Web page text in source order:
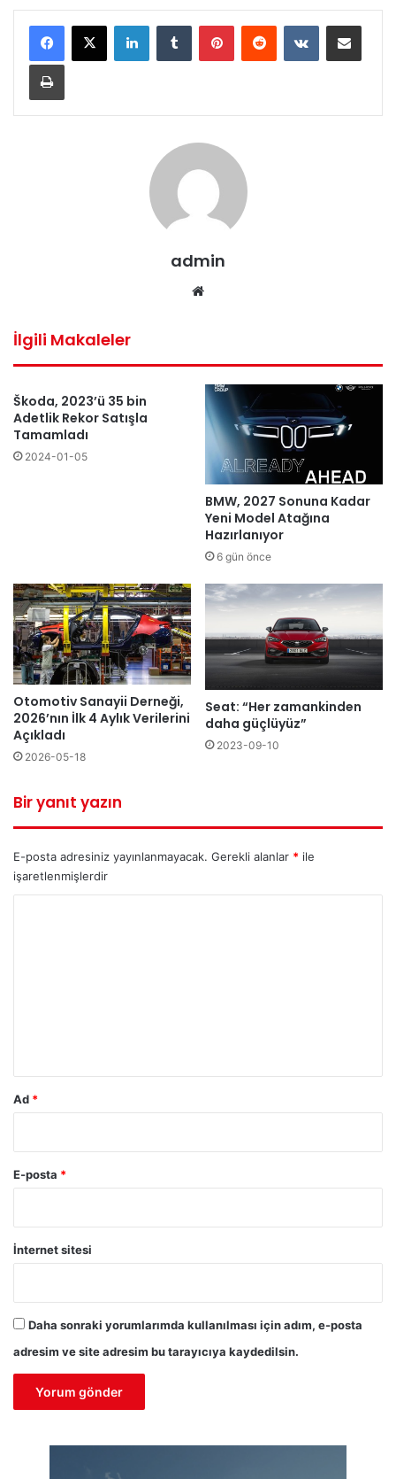
LinkedInTumblr PinterestReddit VKontakteE-Posta ile paylaş
Yazdır
admin
İlgili Makaleler
Škoda, 2023’ü 35 bin
Adetlik Rekor Satışla
Tamamladı
2024-01-05
BMW, 2027 Sonuna Kadar
Yeni Model Atağına
Hazırlanıyor
6 gün önce
Otomotiv Sanayii Derneği,
2026’nın İlk 4 Aylık Verilerini
Açıkladı
2026-05-18
Seat: “Her zamankinden
daha güçlüyüz”
2023-09-10
Bir yanıt yazın
E-posta adresiniz yayınlanmayacak. Gerekli alanlar * ile
işaretlenmişlerdir
Ad *
E-posta *
İnternet sitesi
Daha sonraki yorumlarımda kullanılması için adım, e-posta
adresim ve site adresim bu tarayıcıya kaydedilsin.